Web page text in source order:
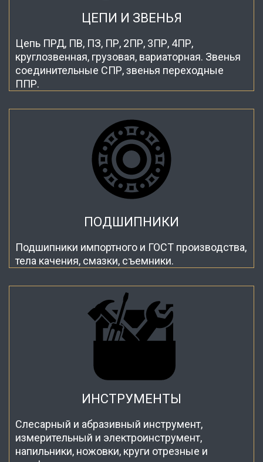
ЦЕПИ И ЗВЕНЬЯ
Цепь ПРД, ПВ, ПЗ, ПР, 2ПР, 3ПР, 4ПР,
круглозвенная, грузовая, вариаторная. Звенья
соединительные СПР, звенья переходные
ППР.
ПОДШИПНИКИ
Подшипники импортного и ГОСТ производства,
тела качения, смазки, съемники.
ИНСТРУМЕНТЫ
Слесарный и абразивный инструмент,
измерительный и электроинструмент,
напильники, ножовки, круги отрезные и